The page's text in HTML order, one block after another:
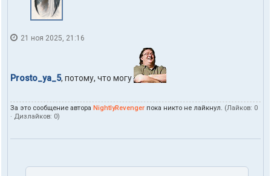
21 ноя 2025, 21:16
Prosto_ya_5, потому, что могу
За это сообщение автора NightlyRevenger пока никто не лайкнул. (Лайков: 0
· Дизлайков: 0)